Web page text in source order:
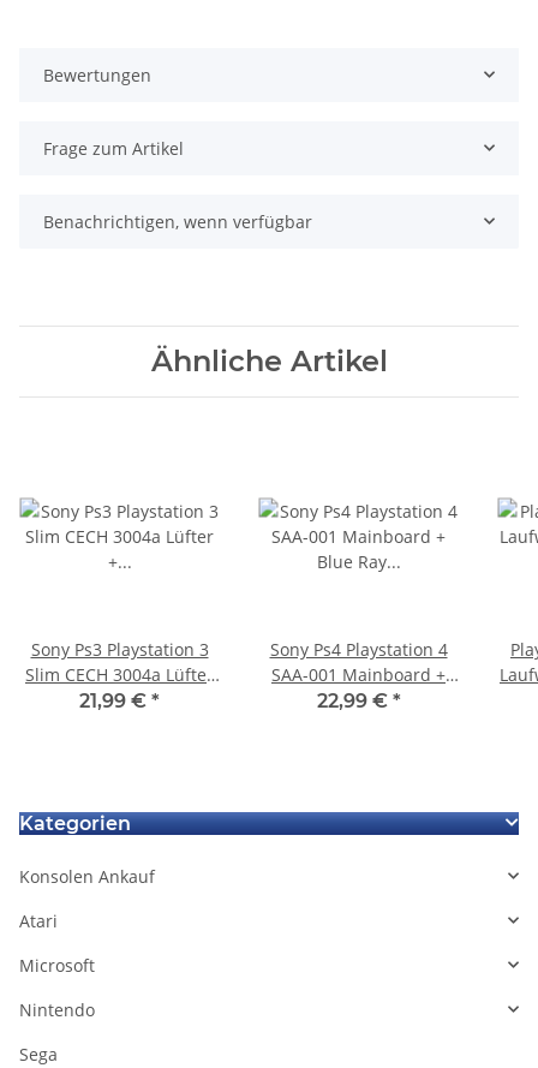
Bewertungen
Frage zum Artikel
Benachrichtigen, wenn verfügbar
Ähnliche Artikel
Sony Ps3 Playstation 3
Slim CECH 3004a Lüfter
+ Kühlkörper + Bleche +
21,99 € *
Sony Ps4 Playstation 4
SAA-001 Mainboard +
Blue Ray Mainboard
22,99 € *
Kategorien
Konsolen Ankauf
Atari
Microsoft
Nintendo
Sega